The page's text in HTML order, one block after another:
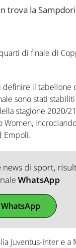
trova la
di finale di
definire il tabellone
sono stati
stagione 2020/
Empoli.
di sport,
WhatsApp
Juventus-Inter e a